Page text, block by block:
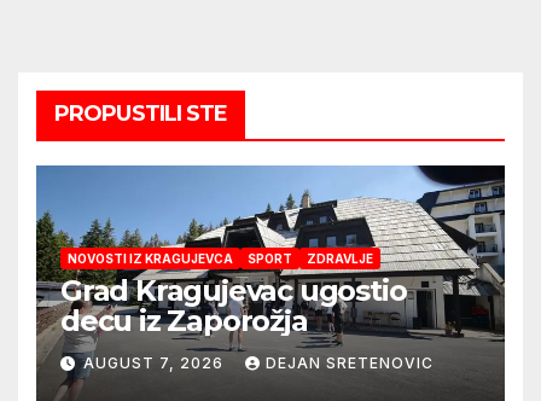
PROPUSTILI STE
NOVOSTI IZ KRAGUJEVCA SPORT ZDRAVLJE
Grad Kragujevac ugostio
decu iz Zaporožja
AUGUST 7, 2026 DEJAN SRETENOVIC